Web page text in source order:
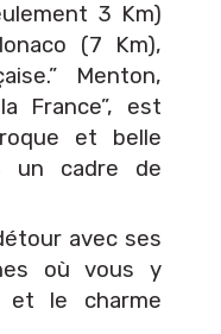
3 Km)
(7 Km),
Menton,
France”, est
et belle
un cadre de
avec ses
où vous y
et le charme